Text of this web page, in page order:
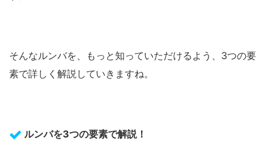
そんなルンバを、もっと知っていただけるよう、3つの要
素で詳しく解説していきますね。
ルンバを3つの要素で解説！